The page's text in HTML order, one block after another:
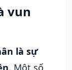
vun
là sự
. Một số